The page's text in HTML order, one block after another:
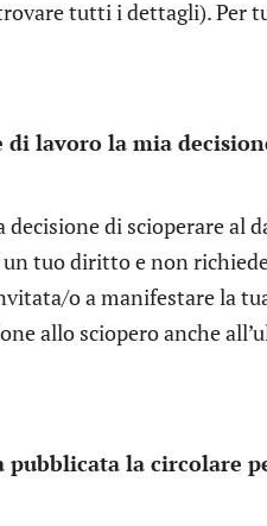
tutti i dettagli). Per
lavoro la mia
di scioperare al
un tuo diritto e non
o a manifestare la
allo sciopero anche
la circolare